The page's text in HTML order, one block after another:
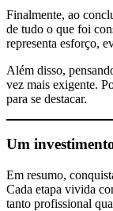
Finalmente, ao
de tudo o que foi
representa esforço,
Além disso,
vez mais exigente.
para se destacar.
Um
Em resumo,
Cada etapa vivida
tanto profissional